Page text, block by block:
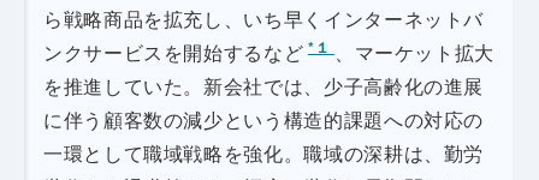
ら戦略商品を拡充し、いち早くインターネットバ
ンクサービスを開始するなど *１ 、マーケット拡大
を推進していた。新会社では、少子高齢化の進展
に伴う顧客数の減少という構造的課題への対応の
一環として職域戦略を強化。職域の深耕は、勤労